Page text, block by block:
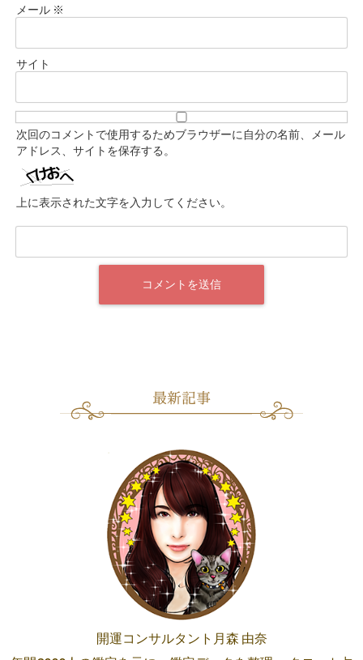
メール ※
サイト
次回のコメントで使用するためブラウザーに自分の名前、メール
アドレス、サイトを保存する。
上に表示された文字を入力してください。
開運コンサルタント月森 由奈